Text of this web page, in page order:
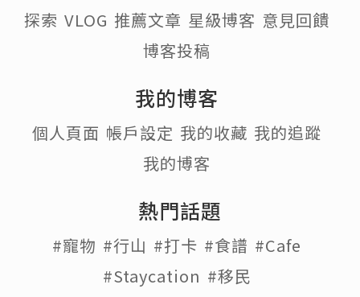
探索 VLOG 推薦文章 星級博客 意見回饋
博客投稿
我的博客
個人頁面 帳戶設定 我的收藏 我的追蹤
我的博客
熱門話題
#寵物 #行山 #打卡 #食譜 #Cafe
#Staycation #移民